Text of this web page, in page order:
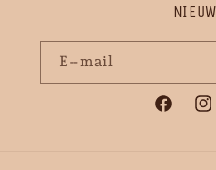
E‑mail
Facebook